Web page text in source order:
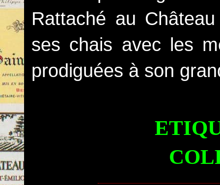
Rattaché au
ses chais avec les
prodiguées à son